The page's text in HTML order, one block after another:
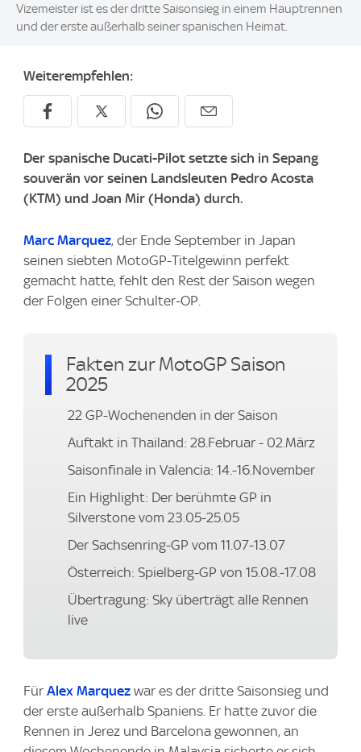
Vizemeister ist es der dritte Saisonsieg in einem Hauptrennen
und der erste außerhalb seiner spanischen Heimat.
Weiterempfehlen:
Der spanische Ducati-Pilot setzte sich in Sepang
souverän vor seinen Landsleuten Pedro Acosta
(KTM) und Joan Mir (Honda) durch.
Marc Marquez, der Ende September in Japan
seinen siebten MotoGP-Titelgewinn perfekt
gemacht hatte, fehlt den Rest der Saison wegen
der Folgen einer Schulter-OP.
Fakten zur MotoGP Saison
2025
22 GP-Wochenenden in der Saison
Auftakt in Thailand: 28.Februar - 02.März
Saisonfinale in Valencia: 14.-16.November
Ein Highlight: Der berühmte GP in
Silverstone vom 23.05-25.05
Der Sachsenring-GP vom 11.07-13.07
Österreich: Spielberg-GP von 15.08.-17.08
Übertragung: Sky überträgt alle Rennen
live
Für Alex Marquez war es der dritte Saisonsieg und
der erste außerhalb Spaniens. Er hatte zuvor die
Rennen in Jerez und Barcelona gewonnen, an